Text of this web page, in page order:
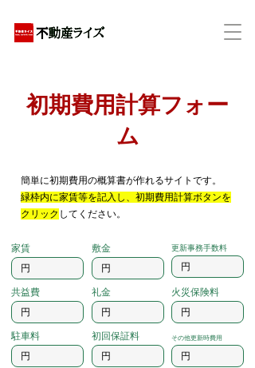
​初期費用計算フォー
ム
​簡単に初期費用の概算書が作れるサイトです。
緑枠内に家賃等を記入し、初期費用計算ボタンを
クリック してください。
家賃
共益費
駐車料
敷金
礼金
初回保証料
更新事務手数料
火災保険料
その他更新時費用